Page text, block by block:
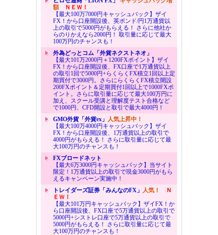
額ＮＥＷ！
【最大100万7000円キャッシュバック】ザイ
FX！から口座開設後、英ポンド/円1万通貨以
上の取引で5000円がもらえる！ さらに他社か
らのりかえなら2000円！ 取引量に応じて最大
100万円のチャンスも！
外為どっとコム「外貨ネクストネオ」
【最大101万2000円＋1200FXポイント】ザイ
FX！から口座開設後、FX口座で1万通貨以上
の取引1回で5000円+らくらくFX積立1回以上定
期買付で3000円。さらにらくらくFX積立開設
200FXポイント＆定期買付1回以上で1000FXポ
イント。さらに取引量に応じて最大100万円に
加え、スクール受講と理解度テスト合格など
で1000円、CFD開設と取引で最大4000円！
GMO外貨「外貨ex」 人気上昇中！
【最大100万4000円キャッシュバック】ザイ
FX！から口座開設後、1万通貨以上の取引で
4000円がもらえる！ さらに取引量に応じて最
大100万円のチャンスも！
FXブロードネット
【最大6万3000円キャッシュバック】当サイト
限定！1万通貨以上の取引で現金3000円がもら
えるキャンペーン実施中！
トレイダーズ証券「みんなのFX」 人気！
Ｎ
ＥＷ！
【最大101万円キャッシュバック】ザイFX！か
ら口座開設後、FX口座で5万通貨以上の取引で
5000円+シストレ口座で5万通貨以上の取引で
5000円がもらえる！ さらに取引量に応じて最
大100万円のチャンスも！